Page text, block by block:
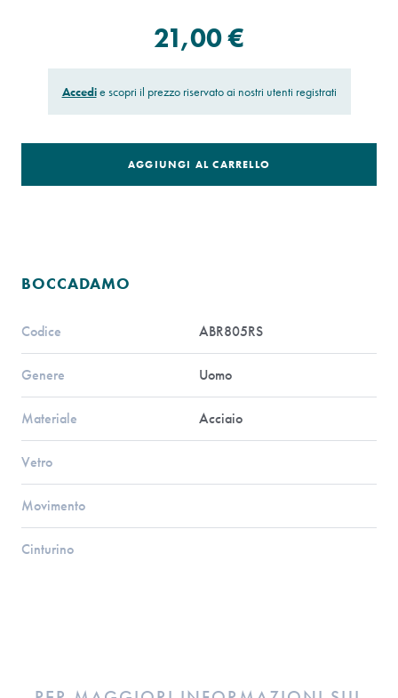
21,00 €
Accedie scopri il prezzo riservato ai nostri utenti registrati
AGGIUNGI AL CARRELLO
BOCCADAMO
Codice ABR805RS
Genere Uomo
Materiale Acciaio
Vetro
Movimento
Cinturino